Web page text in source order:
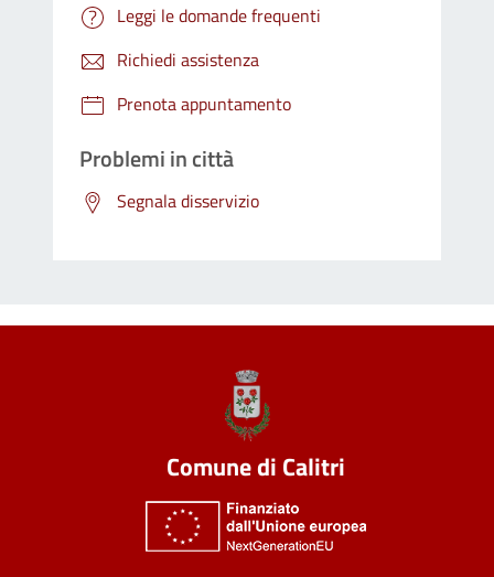
Leggi le domande frequenti
Richiedi assistenza
Prenota appuntamento
Problemi in città
Segnala disservizio
Comune di Calitri